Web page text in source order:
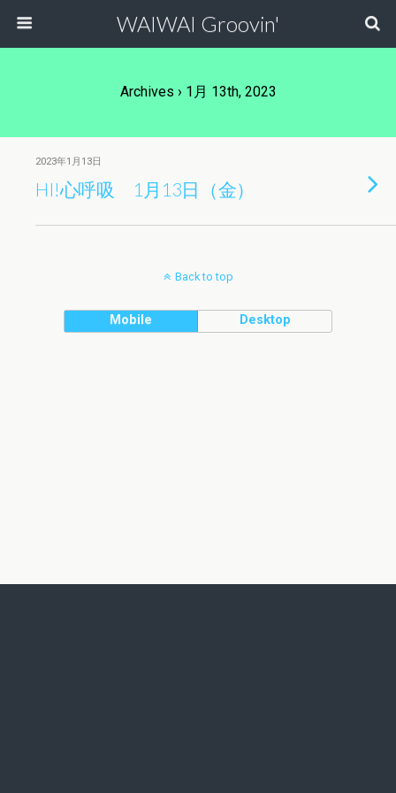
WAIWAI Groovin'
Archives › 1月 13th, 2023
2023年1月13日
HI!心呼吸 1月13日（金）
Back to top
Mobile Desktop